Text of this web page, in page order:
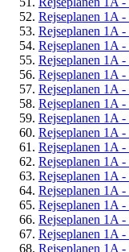
Rejseplanen 1A
Rejseplanen 1A
Rejseplanen 1A
Rejseplanen 1A
Rejseplanen 1A
Rejseplanen 1A
Rejseplanen 1A
Rejseplanen 1A
Rejseplanen 1A
Rejseplanen 1A
Rejseplanen 1A
Rejseplanen 1A
Rejseplanen 1A
Rejseplanen 1A
Rejseplanen 1A
Rejseplanen 1A
Rejseplanen 1A